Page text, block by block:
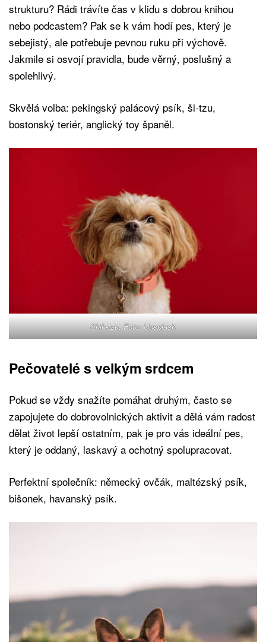
strukturu? Rádi trávíte čas v klidu s dobrou knihou
nebo podcastem? Pak se k vám hodí pes, který je
sebejistý, ale potřebuje pevnou ruku při výchově.
Jakmile si osvojí pravidla, bude věrný, poslušný a
spolehlivý.
Skvělá volba: pekingský palácový psík, ši-tzu,
bostonský teriér, anglický toy španěl.
Shih-tzu, Foto: Unsplash
Pečovatelé s velkým srdcem
Pokud se vždy snažíte pomáhat druhým, často se
zapojujete do dobrovolnických aktivit a dělá vám radost
dělat život lepší ostatním, pak je pro vás ideální pes,
který je oddaný, laskavý a ochotný spolupracovat.
Perfektní společník: německý ovčák, maltézský psík,
bišonek, havanský psík.